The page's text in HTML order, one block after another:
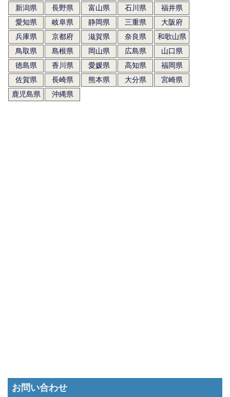
新潟県
長野県 富山県 石川県
福井県
愛知県
岐阜県 静岡県 三重県
大阪府
兵庫県
京都府 滋賀県 奈良県
和歌山県
鳥取県
島根県 岡山県 広島県
山口県
徳島県
香川県 愛媛県 高知県
福岡県
佐賀県
長崎県 熊本県 大分県
宮崎県
鹿児島県
沖縄県
お問い合わせ